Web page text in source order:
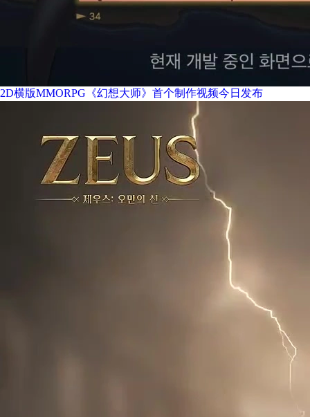
2D横版MMORPG《幻想大师》首个制作视频今日发布